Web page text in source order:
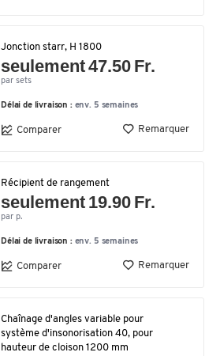
Jonction starr, H 1800
seulement 47.50 Fr.
par sets
Délai de livraison : env. 5 semaines
Comparer Remarquer
Récipient de rangement
seulement 19.90 Fr.
par p.
Délai de livraison : env. 5 semaines
Comparer Remarquer
Chaînage d'angles variable pour
système d'insonorisation 40, pour
hauteur de cloison 1200 mm